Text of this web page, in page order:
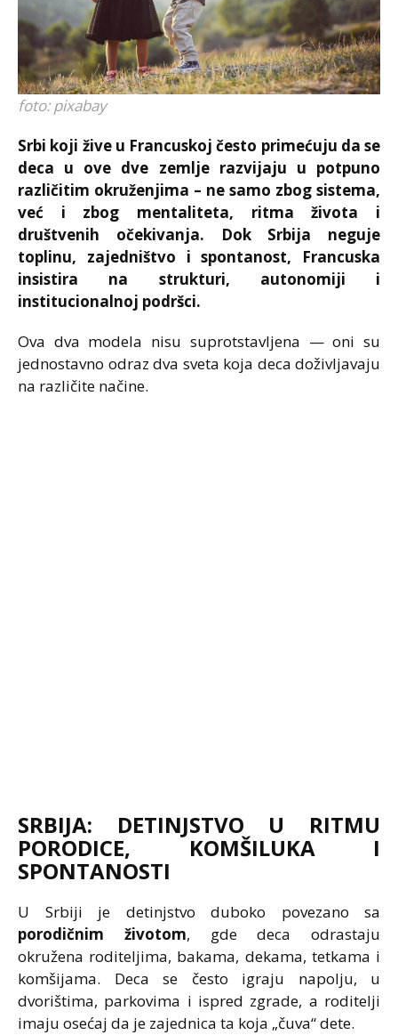
foto: pixabay
Srbi koji žive u Francuskoj često primećuju da se
deca u ove dve zemlje razvijaju u potpuno
različitim okruženjima – ne samo zbog sistema,
već i zbog mentaliteta, ritma života i
društvenih očekivanja. Dok Srbija neguje
toplinu, zajedništvo i spontanost, Francuska
insistira na strukturi, autonomiji i
institucionalnoj podršci.
Ova dva modela nisu suprotstavljena — oni su
jednostavno odraz dva sveta koja deca doživljavaju
na različite načine.
SRBIJA: DETINJSTVO U RITMU
PORODICE, KOMŠILUKA I
SPONTANOSTI
U Srbiji je detinjstvo duboko povezano sa
porodičnim životom, gde deca odrastaju
okružena roditeljima, bakama, dekama, tetkama i
komšijama. Deca se često igraju napolju, u
dvorištima, parkovima i ispred zgrade, a roditelji
imaju osećaj da je zajednica ta koja „čuva“ dete.